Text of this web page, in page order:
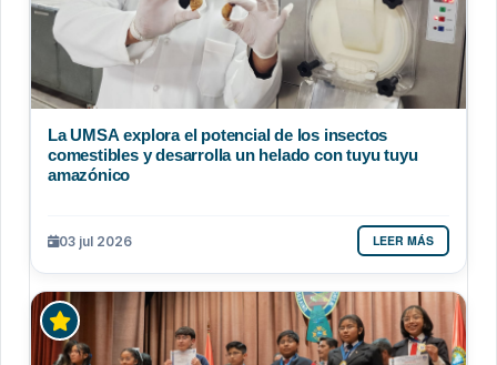
La UMSA explora el potencial de los insectos
comestibles y desarrolla un helado con tuyu tuyu
amazónico
03 jul 2026 LEER MÁS